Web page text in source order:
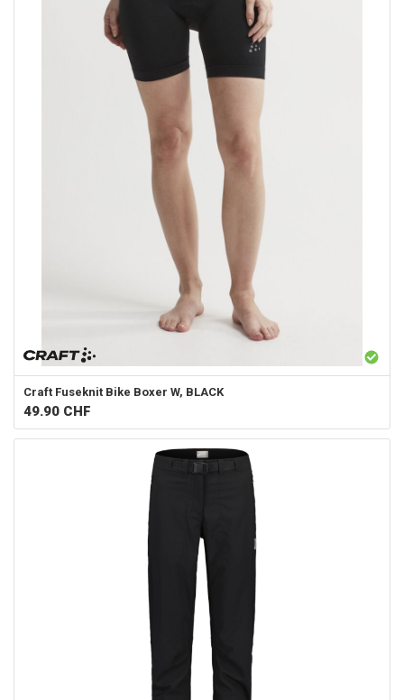
Craft Fuseknit Bike Boxer W, BLACK
49.90 CHF